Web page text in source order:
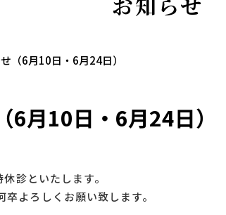
（6月10日・6月24日）
月10日・6月24日）
診といたします。
よろしくお願い致します。